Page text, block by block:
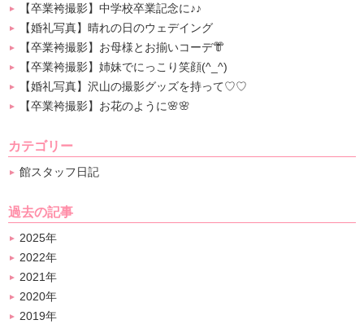
【卒業袴撮影】中学校卒業記念に♪♪
【婚礼写真】晴れの日のウェデイング
【卒業袴撮影】お母様とお揃いコーデ👘
【卒業袴撮影】姉妹でにっこり笑顔(^_^)
【婚礼写真】沢山の撮影グッズを持って♡♡
【卒業袴撮影】お花のように🌸🌸
カテゴリー
館スタッフ日記
過去の記事
2025年
2022年
2021年
2020年
2019年